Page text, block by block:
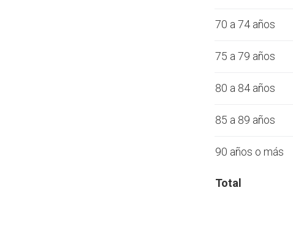
70 a 74 años
75 a 79 años
80 a 84 años
85 a 89 años
90 años o más
Total